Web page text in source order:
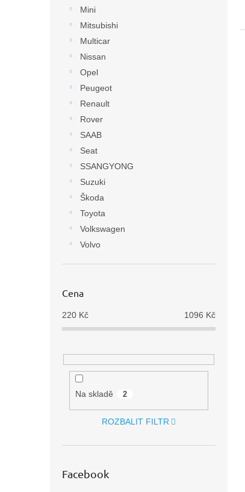
Mini
Mitsubishi
Multicar
Nissan
Opel
Peugeot
Renault
Rover
SAAB
Seat
SSANGYONG
Suzuki
Škoda
Toyota
Volkswagen
Volvo
Cena
220 Kč 1096 Kč
Na skladě 2
ROZBALIT FILTR
Facebook